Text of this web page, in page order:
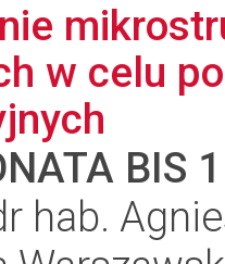
w celu
BIS
hab.